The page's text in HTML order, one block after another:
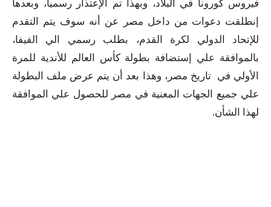
فيروس كورونا في البلاد، وبهذا تم الإعتذار رسميا، وبعدها
إنطلقت دعوات من داخل مصر عن أنه سوف يتم التقدم
للإتحاد الدولي لكرة القدم، بطلب رسمي الي الفيفا،
بالموافقة علي إستضافة بطولة كأس العالم للأندية للمرة
الأولي في تاريخ مصر، وهذا بعد أن يتم عرض ملف البطولة
علي جميع الجهات المعنية في مصر للحصول علي الموافقة
لهذا الشأن.